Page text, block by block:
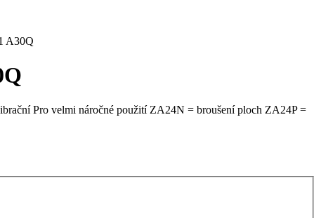
A30Q
Pro velmi náročné použití ZA24N = broušení ploch ZA24P =